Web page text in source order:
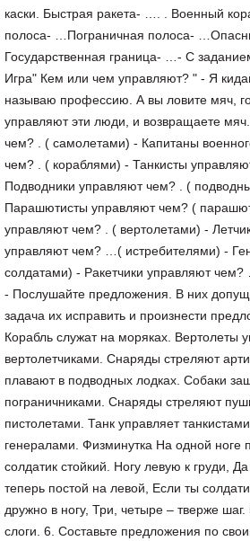
каски. Быстрая ракета- …. . Военный
полоса- …Пограничная полоса-
Государственная граница- …- С
Игра" Кем или чем управляют? " - Я
называю профессию. А вы ловите мяч,
управляют эти люди, и возвращаете
чем? . ( самолетами) - Капитаны
чем? . ( кораблями) - Танкисты
Подводники управляют чем? . (
Парашютисты управляют чем? (
управляют чем? . ( вертолетами) -
управляют чем? …( истребителями) -
солдатами) - Ракетчики управляют
- Послушайте предложения. В них
задача их исправить и произнести
Корабль служат на моряках. Вертолеты
вертолетчиками. Снаряды стреляют
плавают в подводных лодках. Собаки
пограничниками. Снаряды стреляют
пистолетами. Танк управляет
генералами. Физминутка На одной ноге
солдатик стойкий. Ногу левую к груди,
теперь постой на левой, Если ты
дружно в ногу, Три, четыре – тверже
слоги. 6. Составьте предложения по